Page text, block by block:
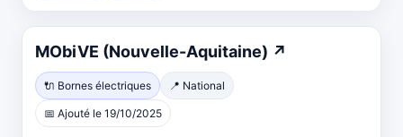
MObiVE (Nouvelle-Aquitaine) ↗
🔌 Bornes électriques 📍 National
📅 Ajouté le 19/10/2025